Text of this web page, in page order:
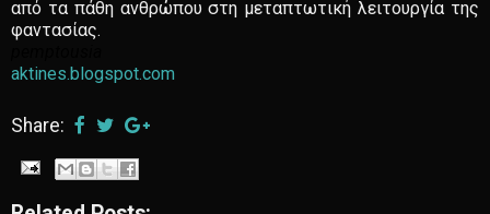
από τα πάθη ανθρώπου στη μεταπτωτική λειτουργία της
φαντασίας.
aktines.blogspot.com
Share: